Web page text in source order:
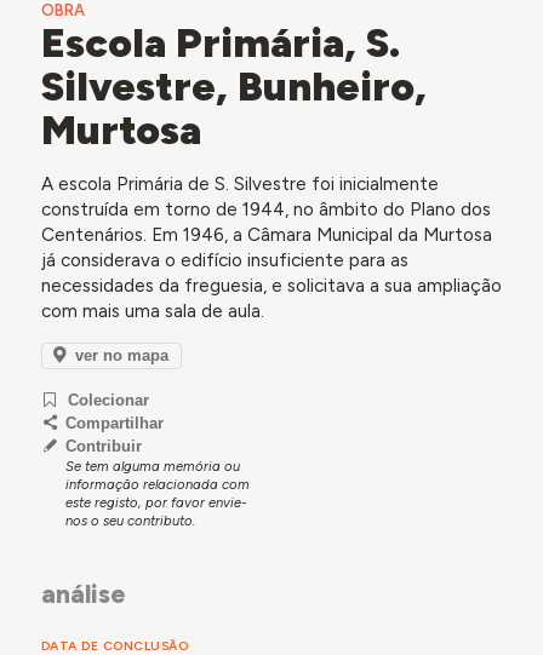
OBRA
Escola Primária, S.
Silvestre, Bunheiro,
Murtosa
A escola Primária de S. Silvestre foi inicialmente
construída em torno de 1944, no âmbito do Plano dos
Centenários. Em 1946, a Câmara Municipal da Murtosa
já considerava o edifício insuficiente para as
necessidades da freguesia, e solicitava a sua ampliação
com mais uma sala de aula.
ver no mapa
Colecionar
Compartilhar
Contribuir
Se tem alguma memória ou
informação relacionada com
este registo, por favor envie-
nos o seu contributo.
análise
DATA DE CONCLUSÃO